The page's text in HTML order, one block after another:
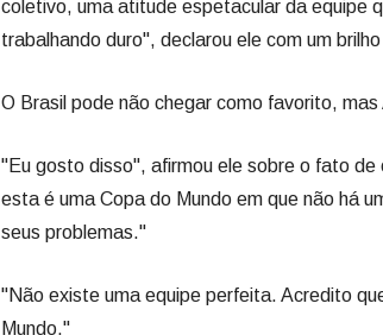
coletivo, uma atitude espetacular da equipe
trabalhando duro", declarou ele com um
O Brasil pode não chegar como favorito,
"Eu gosto disso", afirmou ele sobre o fato
esta é uma Copa do Mundo em que não há
seus problemas."
"Não existe uma equipe perfeita. Acredito
Mundo."